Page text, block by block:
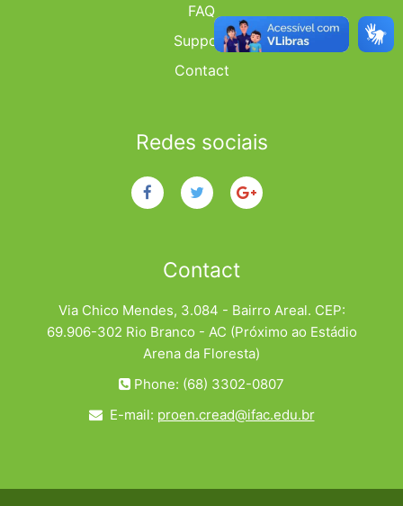
FAQ
Support
Contact
Redes sociais
Contact
Via Chico Mendes, 3.084 - Bairro Areal. CEP:
69.906-302 Rio Branco - AC (Próximo ao Estádio
Arena da Floresta)
Phone: (68) 3302-0807
E-mail: proen.cread@ifac.edu.br